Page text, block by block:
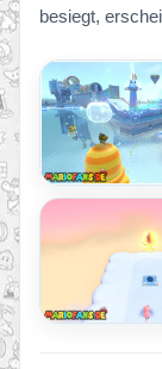
besiegt,